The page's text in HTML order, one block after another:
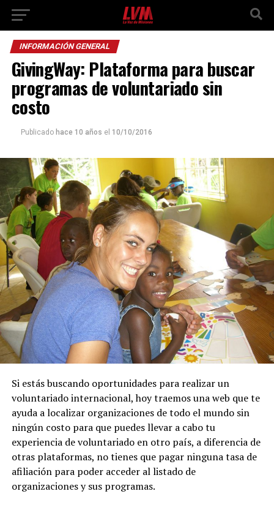
INFORMACIÓN GENERAL
GivingWay: Plataforma para buscar
programas de voluntariado sin
costo
Publicado hace 10 años el 10/10/2016
Si estás buscando oportunidades para realizar un
voluntariado internacional, hoy traemos una web que te
ayuda a localizar organizaciones de todo el mundo sin
ningún costo para que puedes llevar a cabo tu
experiencia de voluntariado en otro país, a diferencia de
otras plataformas, no tienes que pagar ninguna tasa de
afiliación para poder acceder al listado de
organizaciones y sus programas.